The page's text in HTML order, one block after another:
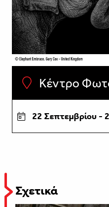
Κέντρο
22 Σεπτεμβρίου -
Σχετικά